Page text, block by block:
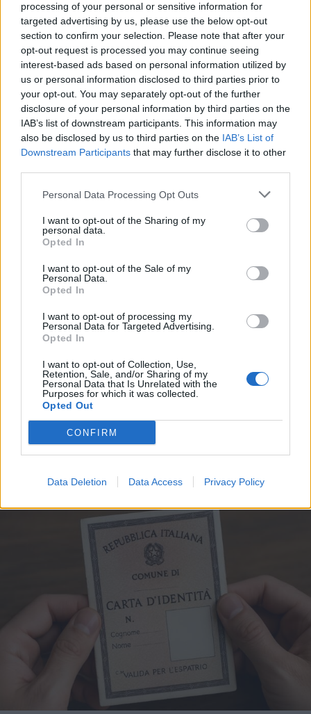
processing of your personal or sensitive information for
targeted advertising by us, please use the below opt-out
section to confirm your selection. Please note that after your
opt-out request is processed you may continue seeing
interest-based ads based on personal information utilized by
us or personal information disclosed to third parties prior to
your opt-out. You may separately opt-out of the further
disclosure of your personal information by third parties on the
IAB’s list of downstream participants. This information may
also be disclosed by us to third parties on the IAB’s List of
Downstream Participants that may further disclose it to other
Personal Data Processing Opt Outs
I want to opt-out of the Sharing of my
personal data.
Opted In
I want to opt-out of the Sale of my
Personal Data.
Opted In
I want to opt-out of processing my
Personal Data for Targeted Advertising.
Opted In
I want to opt-out of Collection, Use,
Retention, Sale, and/or Sharing of my
Personal Data that Is Unrelated with the
Purposes for which it was collected.
Opted Out
CONFIRM
Data Deletion Data Access Privacy Policy
ECONOMIA
Carburanti, prorogato fino al 25
agosto lo sconto di 17 centesimi sul
gasolio
SALUTE
Ministero della Salute: attenzione
alle maschere subacquee